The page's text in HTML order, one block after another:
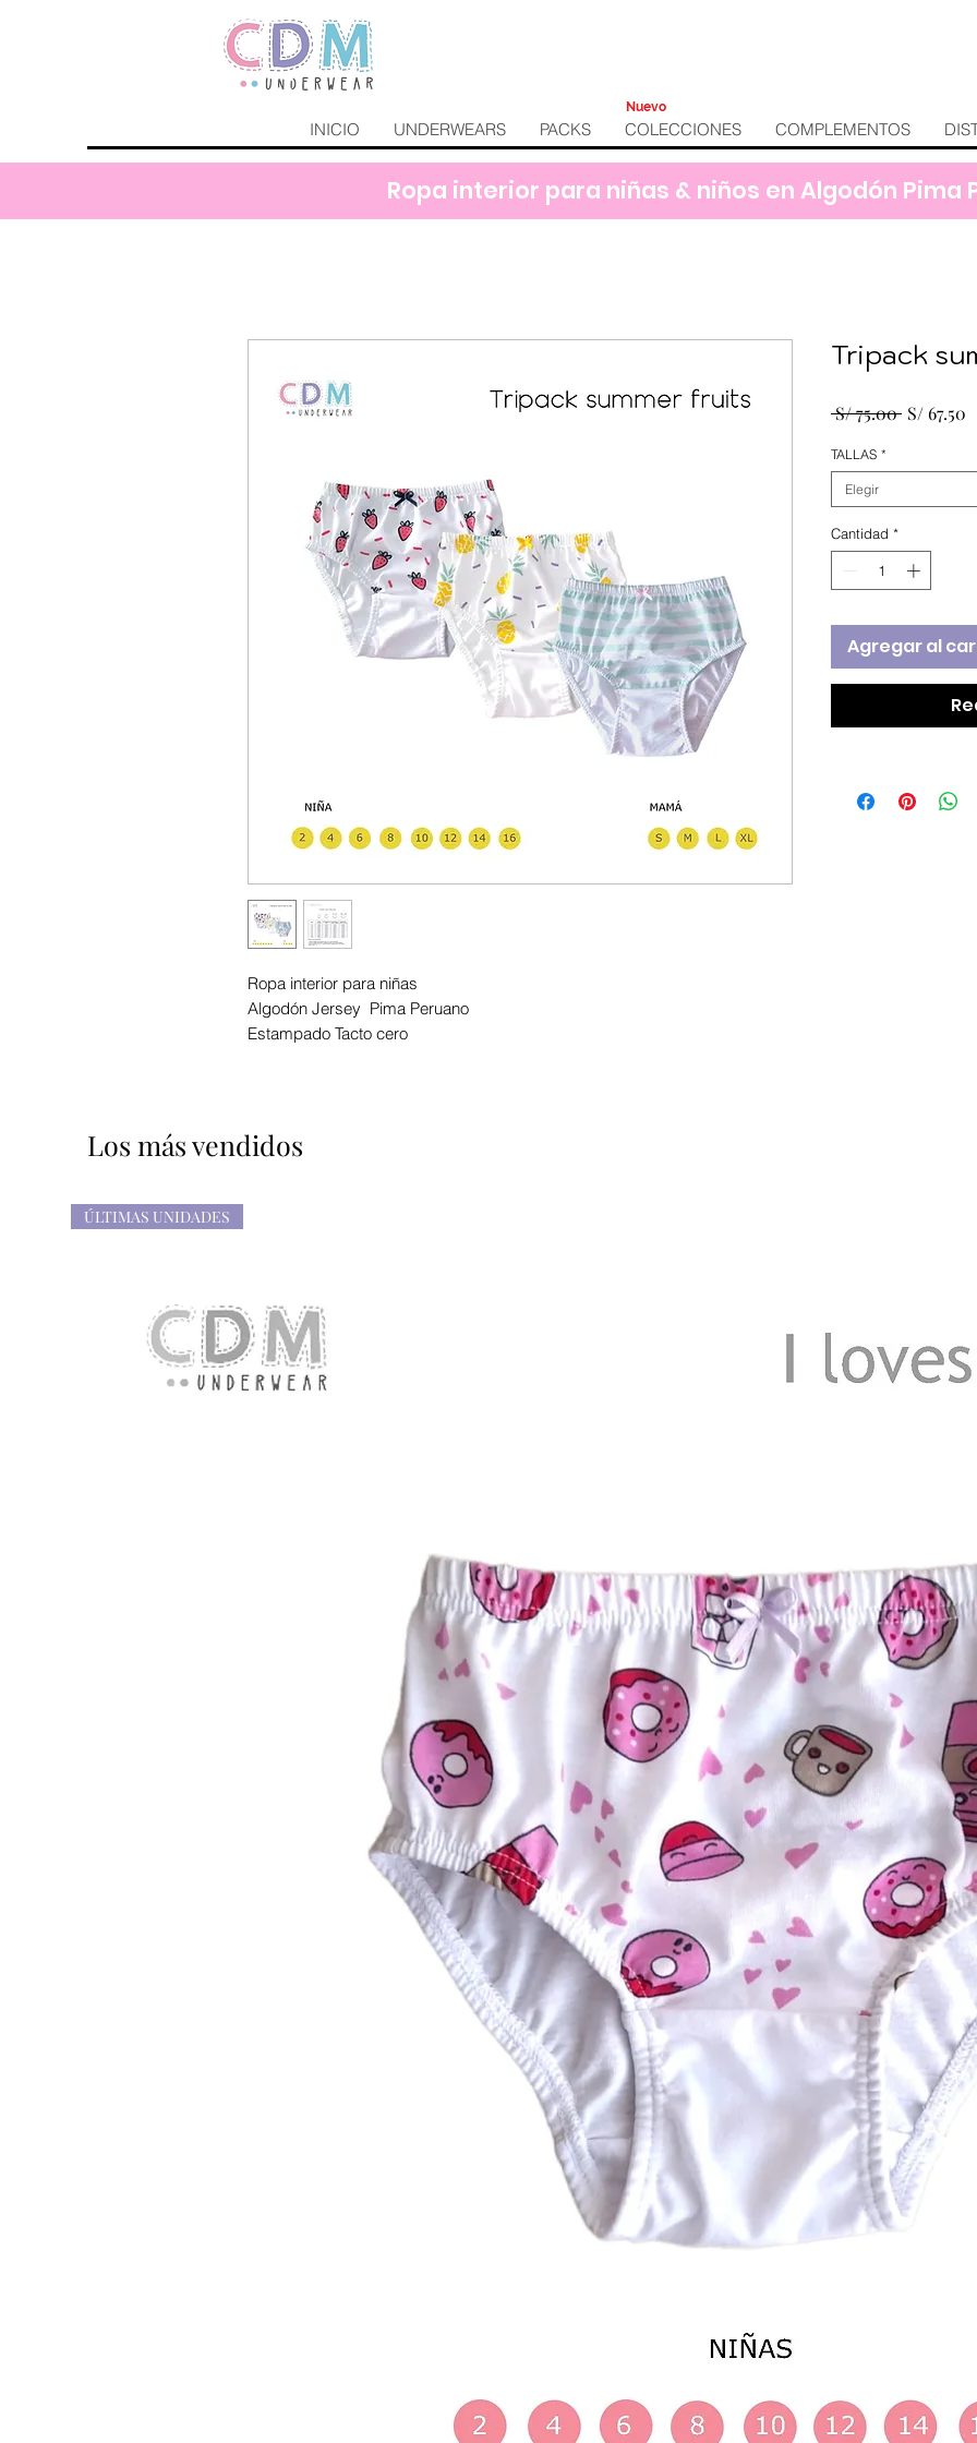
Nuevo
Ropa interior para niñas & niños en Algodón Pima
INICIO UNDERWEARS PACKS COLECCIONES COMPLEMENTOS
Ropa interior para niñas
Algodón Jersey Pima Peruano
Estampado Tacto cero
Tripack
S/ 75.00 Precio
S/ 67.50
TALLAS *
Elegir
Cantidad *
Agregar al
Los más vendidos
ÚLTIMAS UNIDADES